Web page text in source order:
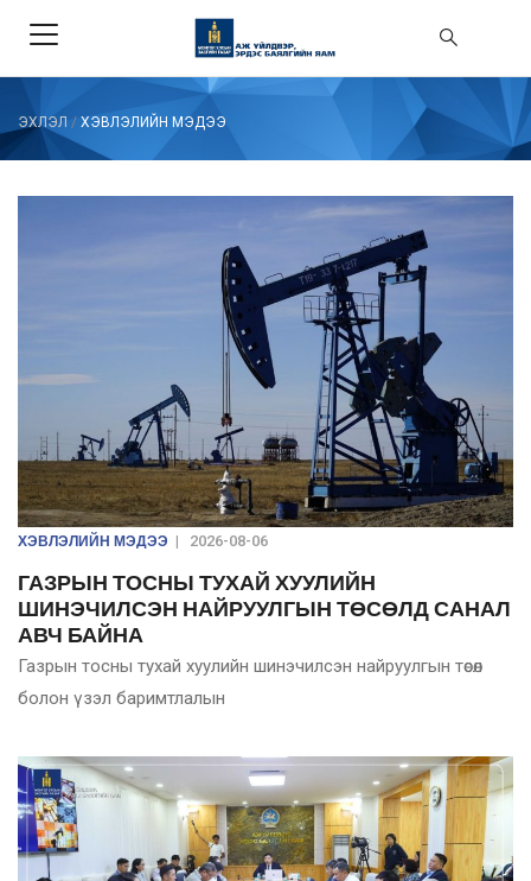
ЭХЛЭЛ / ХЭВЛЭЛИЙН МЭДЭЭ
ХЭВЛЭЛИЙН МЭДЭЭ | 2026-08-06
ГАЗРЫН ТОСНЫ ТУХАЙ ХУУЛИЙН
ШИНЭЧИЛСЭН НАЙРУУЛГЫН ТӨСӨЛД САНАЛ
АВЧ БАЙНА
Газрын тосны тухай хуулийн шинэчилсэн найруулгын төсөл
болон үзэл баримтлалын